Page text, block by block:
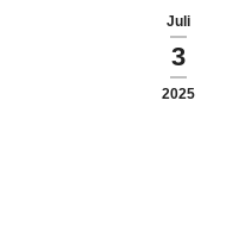
Juli
3
2025